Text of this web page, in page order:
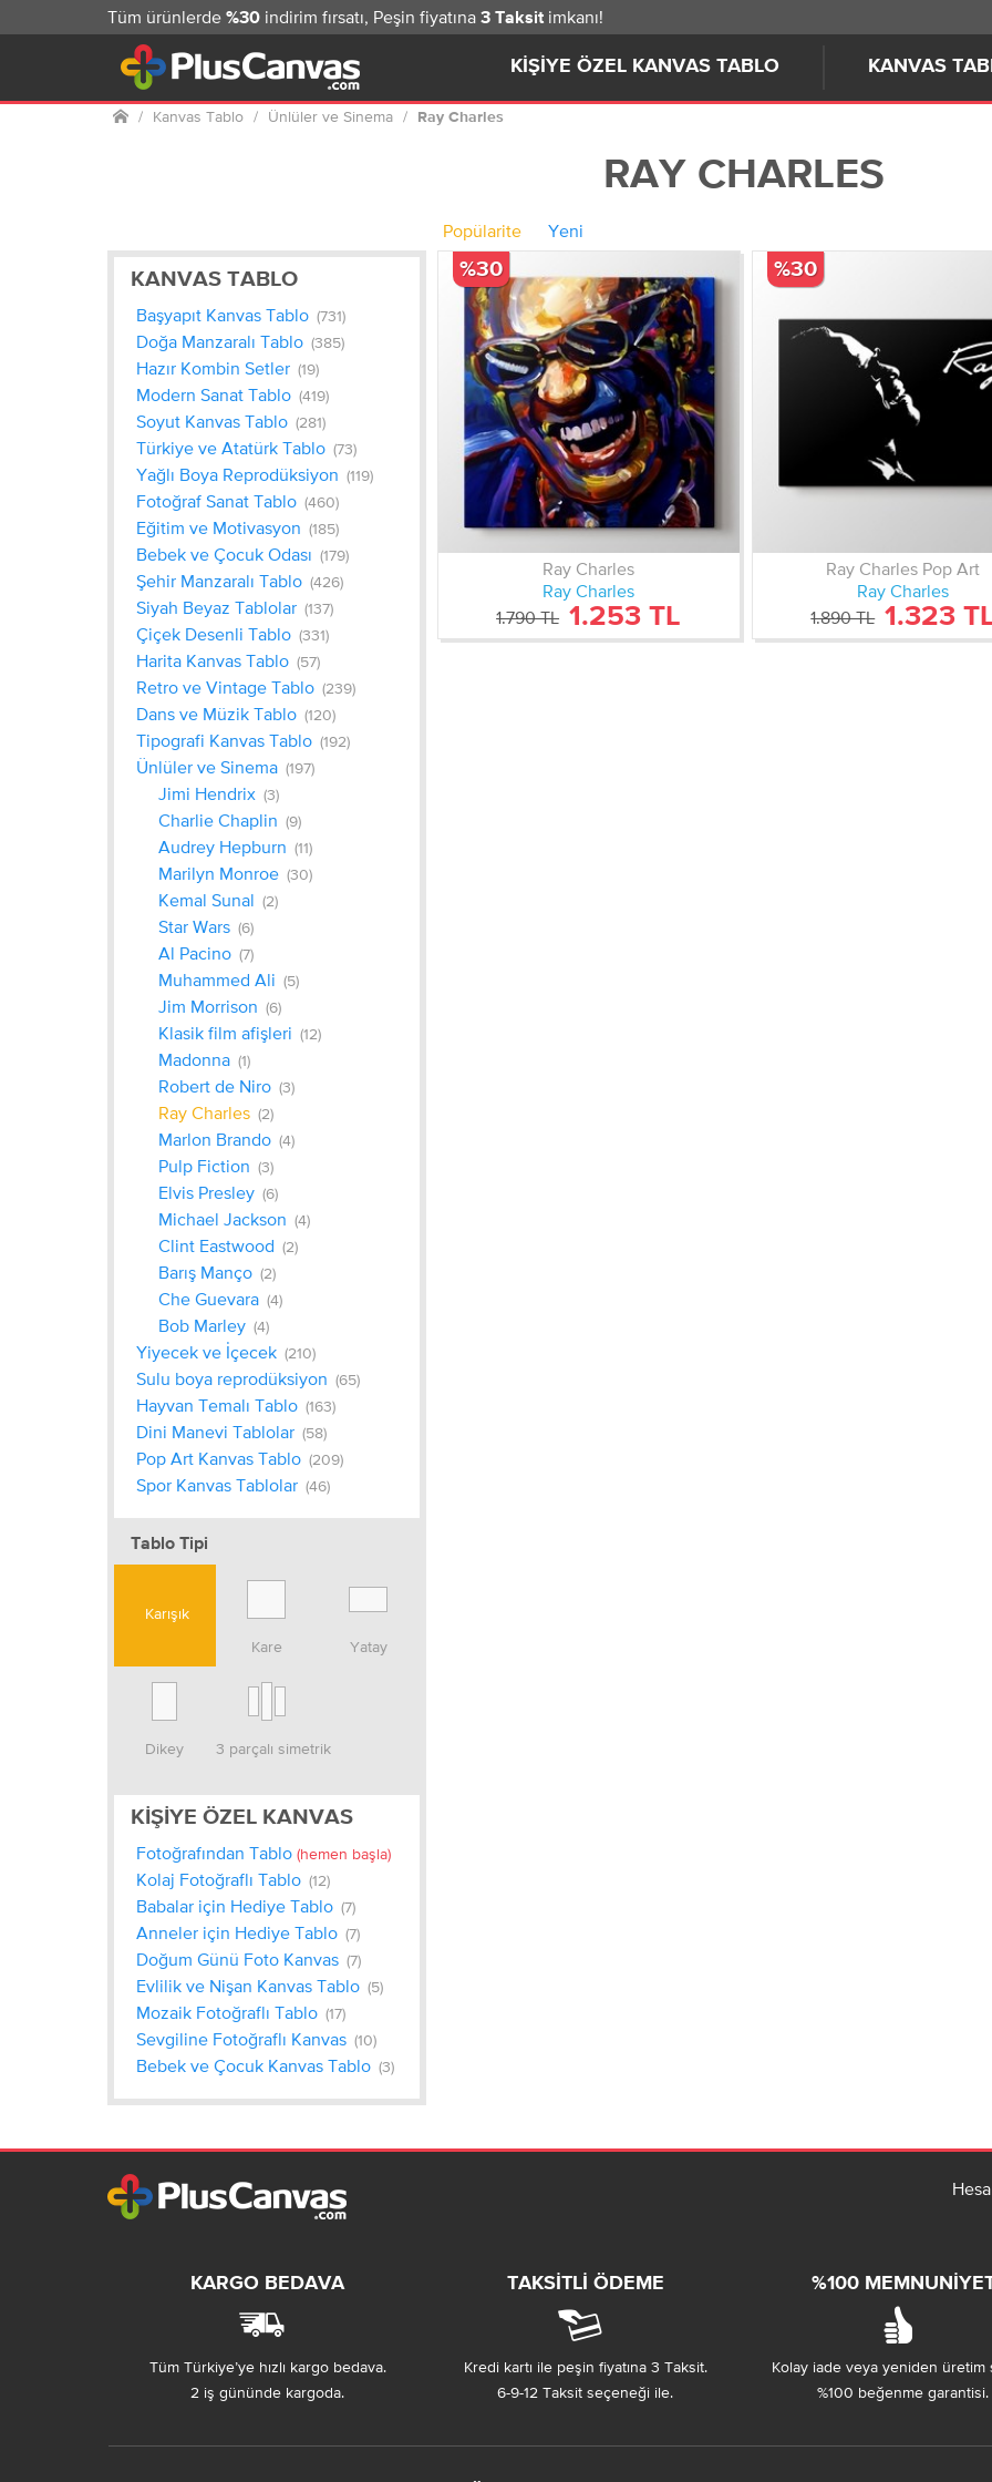
KIŞIYE ÖZEL KANVAS TABLO KANVAS
Tüm ürünlerde %30 indirim fırsatı, Peşin fiyatına 3 Taksit imkanı!
Ana Kanvas Tablo Ünlüler ve Sinema Ray Charles
RAY CHARLES
KANVAS TABLO
Başyapıt Kanvas Tablo (731)
Doğa Manzaralı Tablo (385)
Hazır Kombin Setler (19)
Modern Sanat Tablo (419)
Soyut Kanvas Tablo (281)
Türkiye ve Atatürk Tablo (73)
Yağlı Boya Reprodüksiyon (119)
Fotoğraf Sanat Tablo (460)
Eğitim ve Motivasyon (185)
Bebek ve Çocuk Odası (179)
Şehir Manzaralı Tablo (426)
Siyah Beyaz Tablolar (137)
Çiçek Desenli Tablo (331)
Harita Kanvas Tablo (57)
Retro ve Vintage Tablo (239)
Dans ve Müzik Tablo (120)
Tipografi Kanvas Tablo (192)
Ünlüler ve Sinema (197)
Jimi Hendrix (3)
Charlie Chaplin (9)
Audrey Hepburn (11)
Marilyn Monroe (30)
Kemal Sunal (2)
Star Wars (6)
Al Pacino (7)
Muhammed Ali (5)
Jim Morrison (6)
Klasik film afişleri (12)
Madonna (1)
Robert de Niro (3)
Ray Charles (2)
Marlon Brando (4)
Pulp Fiction (3)
Elvis Presley (6)
Michael Jackson (4)
Clint Eastwood (2)
Barış Manço (2)
Che Guevara (4)
Bob Marley (4)
Yiyecek ve İçecek (210)
Sulu boya reprodüksiyon (65)
Hayvan Temalı Tablo (163)
Dini Manevi Tablolar (58)
Pop Art Kanvas Tablo (209)
Spor Kanvas Tablolar (46)
Tablo Tipi
Karışık
Kare
Yatay
Dikey 3 parçalı simetrik
KIŞIYE ÖZEL KANVAS
Fotoğrafından Tablo (hemen başla)
Kolaj Fotoğraflı Tablo (12)
Babalar için Hediye Tablo (7)
Anneler için Hediye Tablo (7)
Doğum Günü Foto Kanvas (7)
Evlilik ve Nişan Kanvas Tablo (5)
Mozaik Fotoğraflı Tablo (17)
Sevgiline Fotoğraflı Kanvas (10)
Bebek ve Çocuk Kanvas Tablo (3)
Popülarite Yeni
Ray Charles
Ray Charles
1.790 TL 1.253 TL
%30
Ray Charles Pop Art
Ray Charles
1.890 TL 1.323
%30
KARGO BEDAVA
Tüm Türkiye’ye hızlı kargo bedava.
2 iş gününde kargoda.
TAKSITLI ÖDEME
Kredi kartı ile peşin fiyatına 3 Taksit.
6-9-12 Taksit seçeneği ile.
%100
Kolay iade veya yeniden üretim
%100 beğenme garantisi.